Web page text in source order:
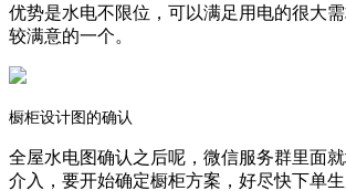
优势是水电不限位，可以满足用电的很大
较满意的一个。
橱柜设计图的确认
全屋水电图确认之后呢，微信服务群里面
介入，要开始确定橱柜方案，好尽快下单